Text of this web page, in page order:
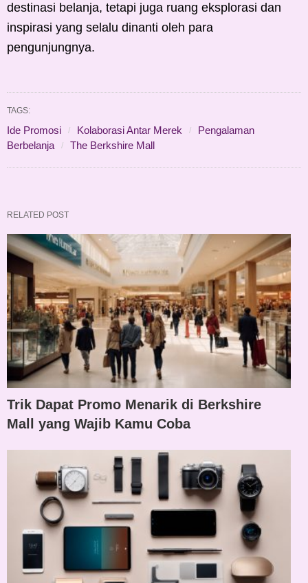
destinasi belanja, tetapi juga ruang eksplorasi dan
inspirasi yang selalu dinanti oleh para
pengunjungnya.
TAGS:
Ide Promosi Kolaborasi Antar Merek
Pengalaman
Berbelanja
The Berkshire Mall
RELATED POST
Trik Dapat Promo Menarik di Berkshire
Mall yang Wajib Kamu Coba